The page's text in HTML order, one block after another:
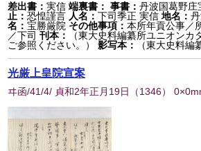
差出書：実信 端裏書： 事書：丹波国葛野庄
止：恐惶謹言 人名：下司季正 実信 地名：
名：宝勝厳院 その他事項：本所年貢公事／
／下司 刊本：
（東大史料編纂所ユニオンカ
ご参照ください。）
影写本： （東大史料編
光厳上皇院宣案
ヰ函/41/4/ 貞和2年正月19日 （1346）